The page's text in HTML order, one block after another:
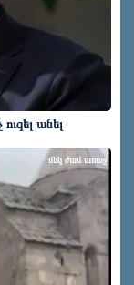
անել
մեկ ժամ առաջ